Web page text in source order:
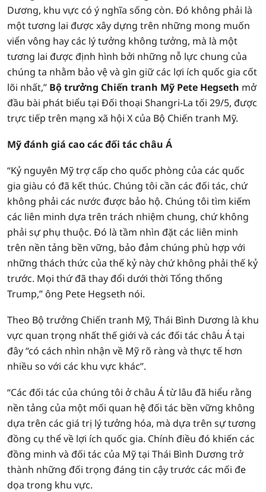
Dương, khu vực có ý nghĩa sống còn. Đó không phải là
một tương lai được xây dựng trên những mong muốn
viển vông hay các lý tưởng không tưởng, mà là một
tương lai được định hình bởi những nỗ lực chung của
chúng ta nhằm bảo vệ và gìn giữ các lợi ích quốc gia cốt
lõi nhất,” Bộ trưởng Chiến tranh Mỹ Pete Hegseth mở
đầu bài phát biểu tại Đối thoại Shangri-La tối 29/5, được
trực tiếp trên mạng xã hội X của Bộ Chiến tranh Mỹ.
Mỹ đánh giá cao các đối tác châu Á
“Kỷ nguyên Mỹ trợ cấp cho quốc phòng của các quốc
gia giàu có đã kết thúc. Chúng tôi cần các đối tác, chứ
không phải các nước được bảo hộ. Chúng tôi tìm kiếm
các liên minh dựa trên trách nhiệm chung, chứ không
phải sự phụ thuộc. Đó là tầm nhìn đặt các liên minh
trên nền tảng bền vững, bảo đảm chúng phù hợp với
những thách thức của thế kỷ này chứ không phải thế kỷ
trước. Mọi thứ đã thay đổi dưới thời Tổng thống
Trump,” ông Pete Hegseth nói.
Theo Bộ trưởng Chiến tranh Mỹ, Thái Bình Dương là khu
vực quan trọng nhất thế giới và các đối tác châu Á tại
đây “có cách nhìn nhận về Mỹ rõ ràng và thực tế hơn
nhiều so với các khu vực khác”.
“Các đối tác của chúng tôi ở châu Á từ lâu đã hiểu rằng
nền tảng của một mối quan hệ đối tác bền vững không
dựa trên các giá trị lý tưởng hóa, mà dựa trên sự tương
đồng cụ thể về lợi ích quốc gia. Chính điều đó khiến các
đồng minh và đối tác của Mỹ tại Thái Bình Dương trở
thành những đối trọng đáng tin cậy trước các mối đe
dọa trong khu vực.